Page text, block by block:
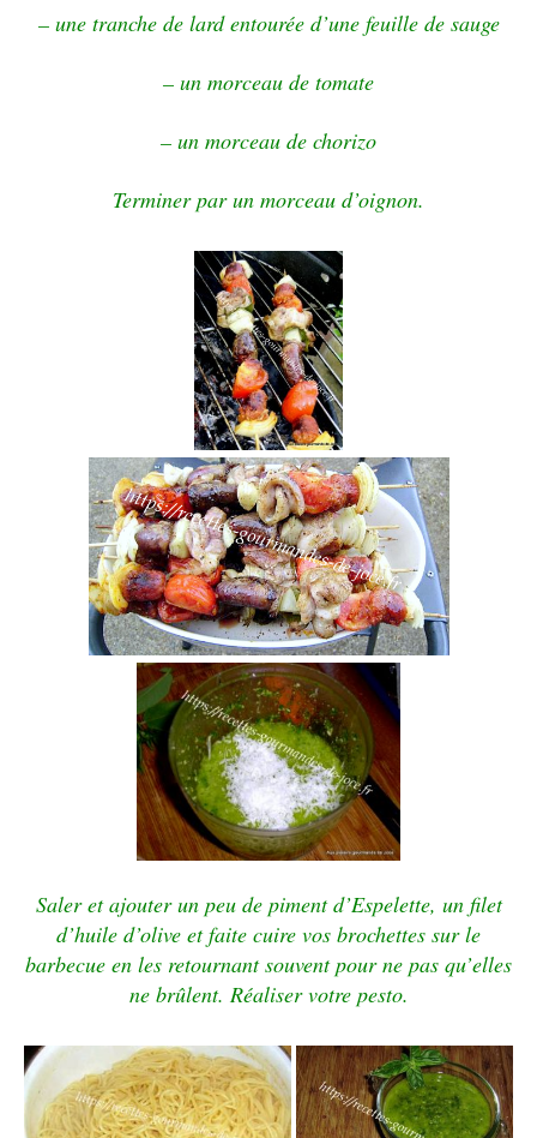
– une tranche de lard entourée d’une feuille de sauge
– un morceau de tomate
– un morceau de chorizo
Terminer par un morceau d’oignon.
Saler et ajouter un peu de piment d’Espelette, un filet
d’huile d’olive et faite cuire vos brochettes sur le
barbecue en les retournant souvent pour ne pas qu’elles
ne brûlent. Réaliser votre pesto.